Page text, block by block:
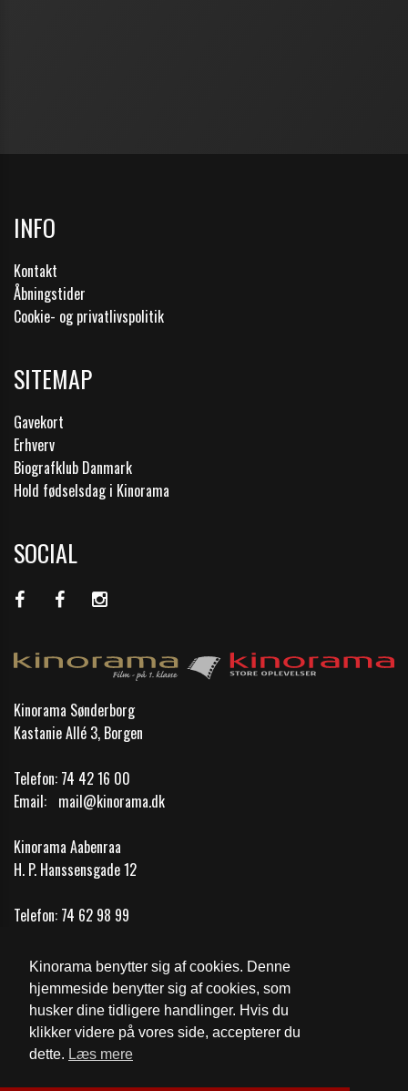
Kinorama benytter sig af cookies. Denne
hjemmeside benytter sig af cookies, som
husker dine tidligere handlinger. Hvis du
klikker videre på vores side, accepterer du
dette. Læs mere
INFO
Kontakt
Åbningstider
Cookie- og privatlivspolitik
SITEMAP
Gavekort
Erhverv
Biografklub Danmark
Hold fødselsdag i Kinorama
SOCIAL
Kinorama Sønderborg
Kastanie Allé 3, Borgen
Telefon: 74 42 16 00
Email: mail@kinorama.dk
Kinorama Aabenraa
H. P. Hanssensgade 12
Telefon: 74 62 98 99
Cookie- og privatlivspolitik
Fødevarestyrelsens kontrolrapport